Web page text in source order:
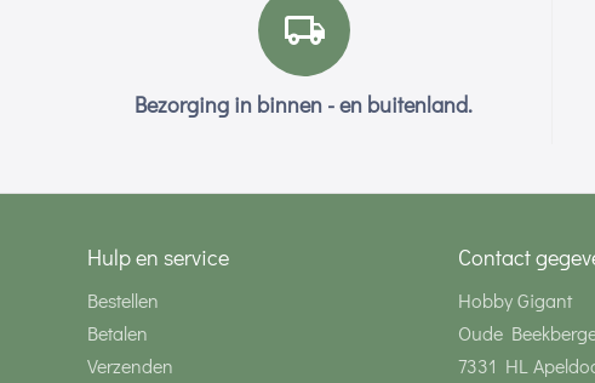
Bezorging in binnen - en buitenland.
Hulp en service
Bestellen
Betalen
Verzenden
Contact
Hobby Gigant
Oude
7331 HL